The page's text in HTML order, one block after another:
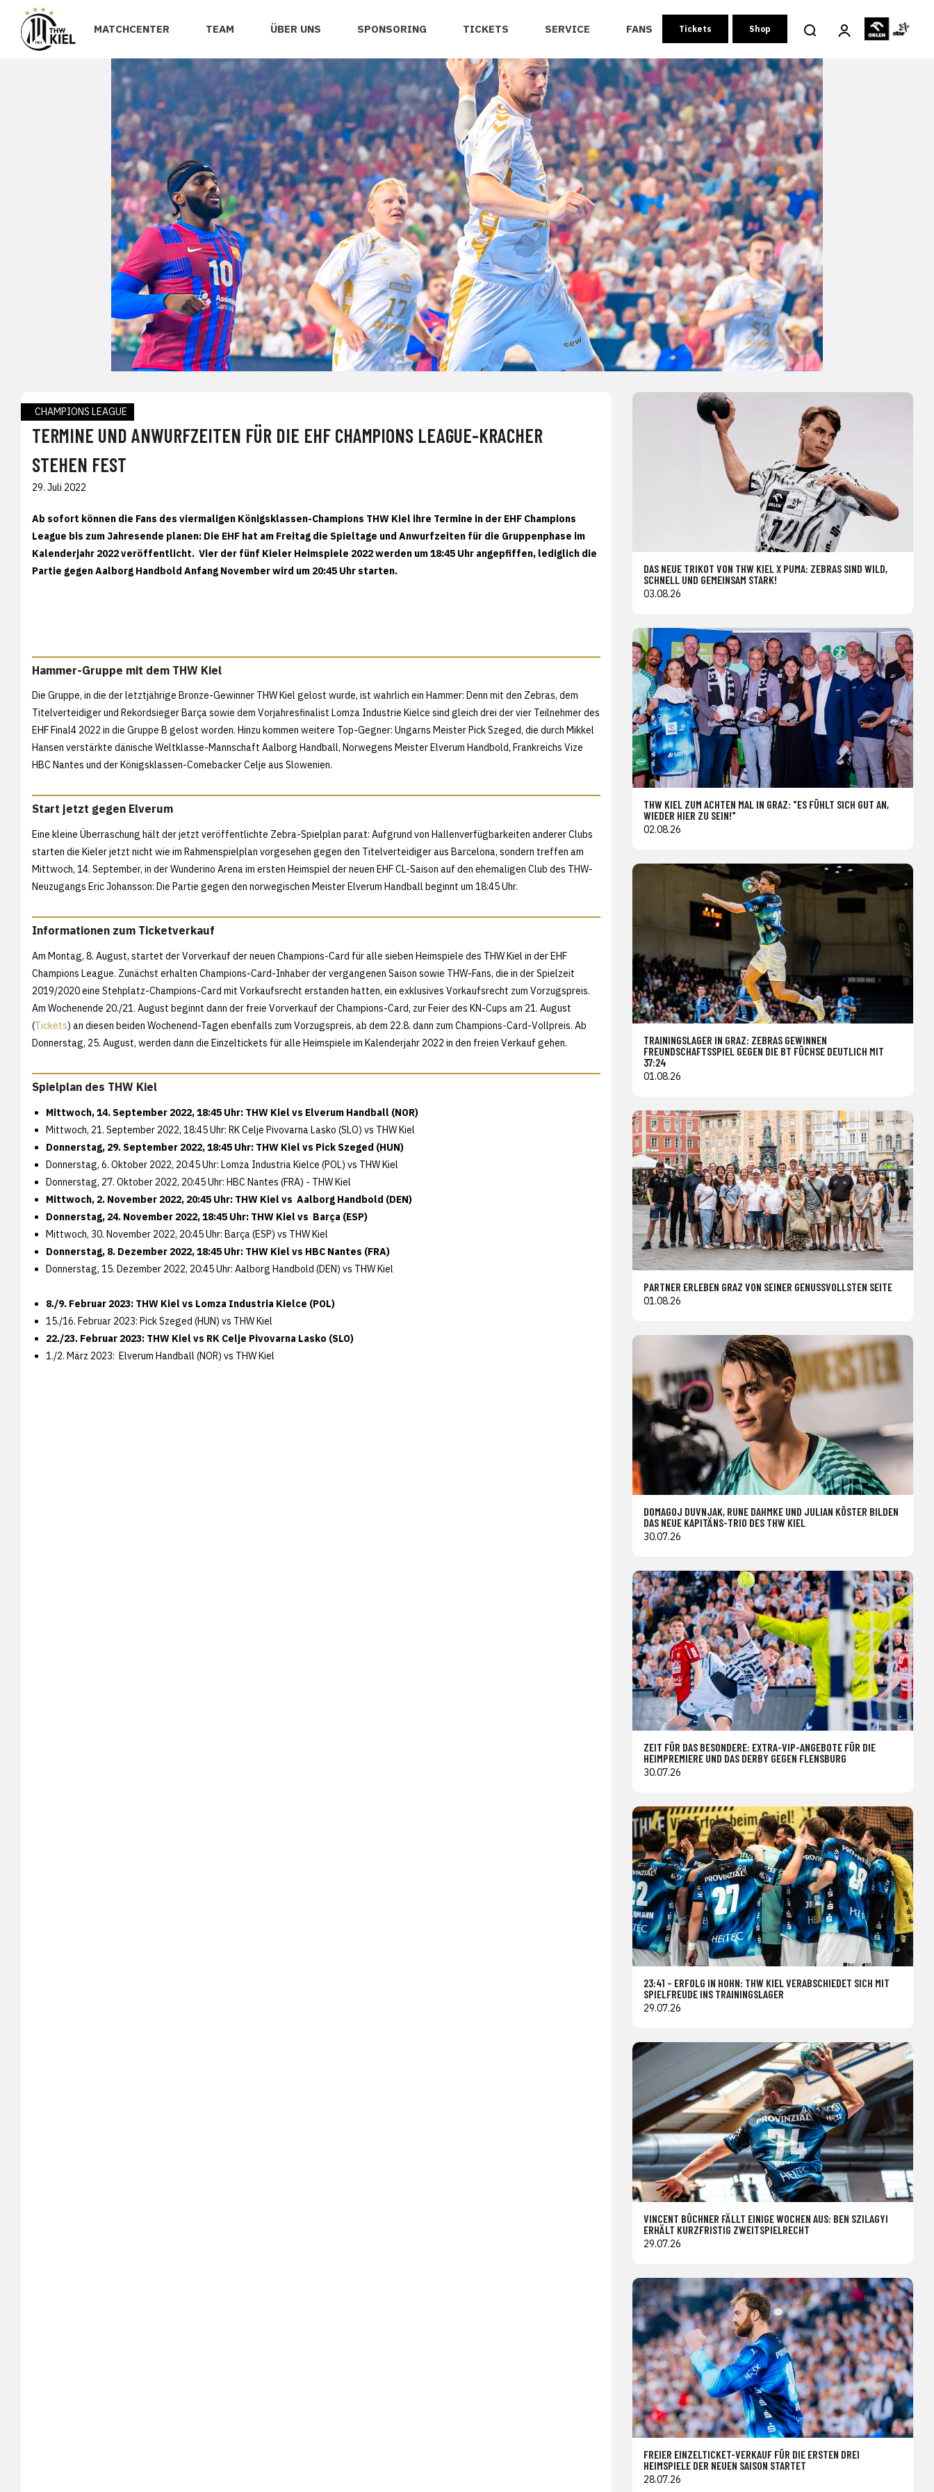
MATCHCENTER TEAM ÜBER UNS SPONSORING TICKETS SERVICE FANS Tickets Shop
CHAMPIONS LEAGUE
TERMINE UND ANWURFZEITEN FÜR DIE EHF CHAMPIONS LEAGUE-KRACHER
STEHEN FEST
29. Juli 2022
Ab sofort können die Fans des viermaligen Königsklassen-Champions THW Kiel ihre Termine in der EHF Champions
League bis zum Jahresende planen: Die EHF hat am Freitag die Spieltage und Anwurfzeiten für die Gruppenphase im
Kalenderjahr 2022 veröffentlicht. Vier der fünf Kieler Heimspiele 2022 werden um 18:45 Uhr angepfiffen, lediglich die
Partie gegen Aalborg Handbold Anfang November wird um 20:45 Uhr starten.
Hammer-Gruppe mit dem THW Kiel
Die Gruppe, in die der letztjährige Bronze-Gewinner THW Kiel gelost wurde, ist wahrlich ein Hammer: Denn mit den Zebras, dem
Titelverteidiger und Rekordsieger Barça sowie dem Vorjahresfinalist Lomza Industrie Kielce sind gleich drei der vier Teilnehmer des
EHF Final4 2022 in die Gruppe B gelost worden. Hinzu kommen weitere Top-Gegner: Ungarns Meister Pick Szeged, die durch Mikkel
Hansen verstärkte dänische Weltklasse-Mannschaft Aalborg Handball, Norwegens Meister Elverum Handbold, Frankreichs Vize
HBC Nantes und der Königsklassen-Comebacker Celje aus Slowenien.
Start jetzt gegen Elverum
Eine kleine Überraschung hält der jetzt veröffentlichte Zebra-Spielplan parat: Aufgrund von Hallenverfügbarkeiten anderer Clubs
starten die Kieler jetzt nicht wie im Rahmenspielplan vorgesehen gegen den Titelverteidiger aus Barcelona, sondern treffen am
Mittwoch, 14. September, in der Wunderino Arena im ersten Heimspiel der neuen EHF CL-Saison auf den ehemaligen Club des THW-
Neuzugangs Eric Johansson: Die Partie gegen den norwegischen Meister Elverum Handball beginnt um 18:45 Uhr.
Informationen zum Ticketverkauf
Am Montag, 8. August, startet der Vorverkauf der neuen Champions-Card für alle sieben Heimspiele des THW Kiel in der EHF
Champions League. Zunächst erhalten Champions-Card-Inhaber der vergangenen Saison sowie THW-Fans, die in der Spielzeit
2019/2020 eine Stehplatz-Champions-Card mit Vorkaufsrecht erstanden hatten, ein exklusives Vorkaufsrecht zum Vorzugspreis.
Am Wochenende 20./21. August beginnt dann der freie Vorverkauf der Champions-Card, zur Feier des KN-Cups am 21. August
(Tickets) an diesen beiden Wochenend-Tagen ebenfalls zum Vorzugspreis, ab dem 22.8. dann zum Champions-Card-Vollpreis. Ab
Donnerstag, 25. August, werden dann die Einzeltickets für alle Heimspiele im Kalenderjahr 2022 in den freien Verkauf gehen.
Spielplan des THW Kiel
Mittwoch, 14. September 2022, 18:45 Uhr: THW Kiel vs Elverum Handball (NOR)
Mittwoch, 21. September 2022, 18:45 Uhr: RK Celje Pivovarna Lasko (SLO) vs THW Kiel
Donnerstag, 29. September 2022, 18:45 Uhr: THW Kiel vs Pick Szeged (HUN)
Donnerstag, 6. Oktober 2022, 20:45 Uhr: Lomza Industria Kielce (POL) vs THW Kiel
Donnerstag, 27. Oktober 2022, 20:45 Uhr: HBC Nantes (FRA) - THW Kiel
Mittwoch, 2. November 2022, 20:45 Uhr: THW Kiel vs Aalborg Handbold (DEN)
Donnerstag, 24. November 2022, 18:45 Uhr: THW Kiel vs Barça (ESP)
Mittwoch, 30. November 2022, 20:45 Uhr: Barça (ESP) vs THW Kiel
Donnerstag, 8. Dezember 2022, 18:45 Uhr: THW Kiel vs HBC Nantes (FRA)
Donnerstag, 15. Dezember 2022, 20:45 Uhr: Aalborg Handbold (DEN) vs THW Kiel
8./9. Februar 2023: THW Kiel vs Lomza Industria Kielce (POL)
15./16. Februar 2023: Pick Szeged (HUN) vs THW Kiel
22./23. Februar 2023: THW Kiel vs RK Celje Pivovarna Lasko (SLO)
1./2. März 2023: Elverum Handball (NOR) vs THW Kiel
DAS NEUE TRIKOT VON THW KIEL X PUMA: ZEBRAS SIND WILD,
SCHNELL UND GEMEINSAM STARK!
03.08.26
THW KIEL ZUM ACHTEN MAL IN GRAZ: "ES FÜHLT SICH GUT AN,
WIEDER HIER ZU SEIN!"
02.08.26
TRAININGSLAGER IN GRAZ: ZEBRAS GEWINNEN
FREUNDSCHAFTSSPIEL GEGEN DIE BT FÜCHSE DEUTLICH MIT
37:24
01.08.26
PARTNER ERLEBEN GRAZ VON SEINER GENUSSVOLLSTEN SEITE
01.08.26
DOMAGOJ DUVNJAK, RUNE DAHMKE UND JULIAN KÖSTER BILDEN
DAS NEUE KAPITÄNS-TRIO DES THW KIEL
30.07.26
ZEIT FÜR DAS BESONDERE: EXTRA-VIP-ANGEBOTE FÜR DIE
HEIMPREMIERE UND DAS DERBY GEGEN FLENSBURG
30.07.26
23:41 – ERFOLG IN HOHN: THW KIEL VERABSCHIEDET SICH MIT
SPIELFREUDE INS TRAININGSLAGER
29.07.26
VINCENT BÜCHNER FÄLLT EINIGE WOCHEN AUS: BEN SZILAGYI
ERHÄLT KURZFRISTIG ZWEITSPIELRECHT
29.07.26
FREIER EINZELTICKET-VERKAUF FÜR DIE ERSTEN DREI
HEIMSPIELE DER NEUEN SAISON STARTET
28.07.26